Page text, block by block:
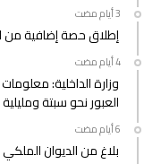
إطلاق حصة إضافية من
وزارة الداخلية:
العبور نحو سبتة ومليلية
بلاغ من الديوان الملكي